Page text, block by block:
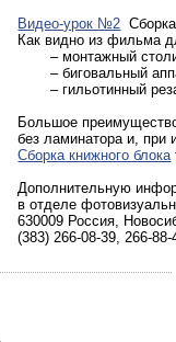
Видео-урок №2
Как видно из фильма
– монтажный
– биговальный
– гильотинный
Большое
без ламинатора и, при
Сборка книжного блока
Дополнительную
в отделе
630009 Россия,
(383) 266-08-39, 266-